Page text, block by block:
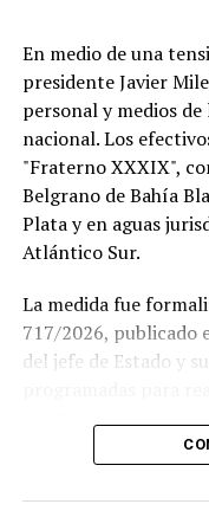
En medio de una
presidente Javier
personal y medios
nacional. Los
"Fraterno XXXIX",
Belgrano de Bahía
Plata y en aguas
Atlántico Sur.
La medida fue
717/2026, publicado
del jefe de Estado y
1978 y busca